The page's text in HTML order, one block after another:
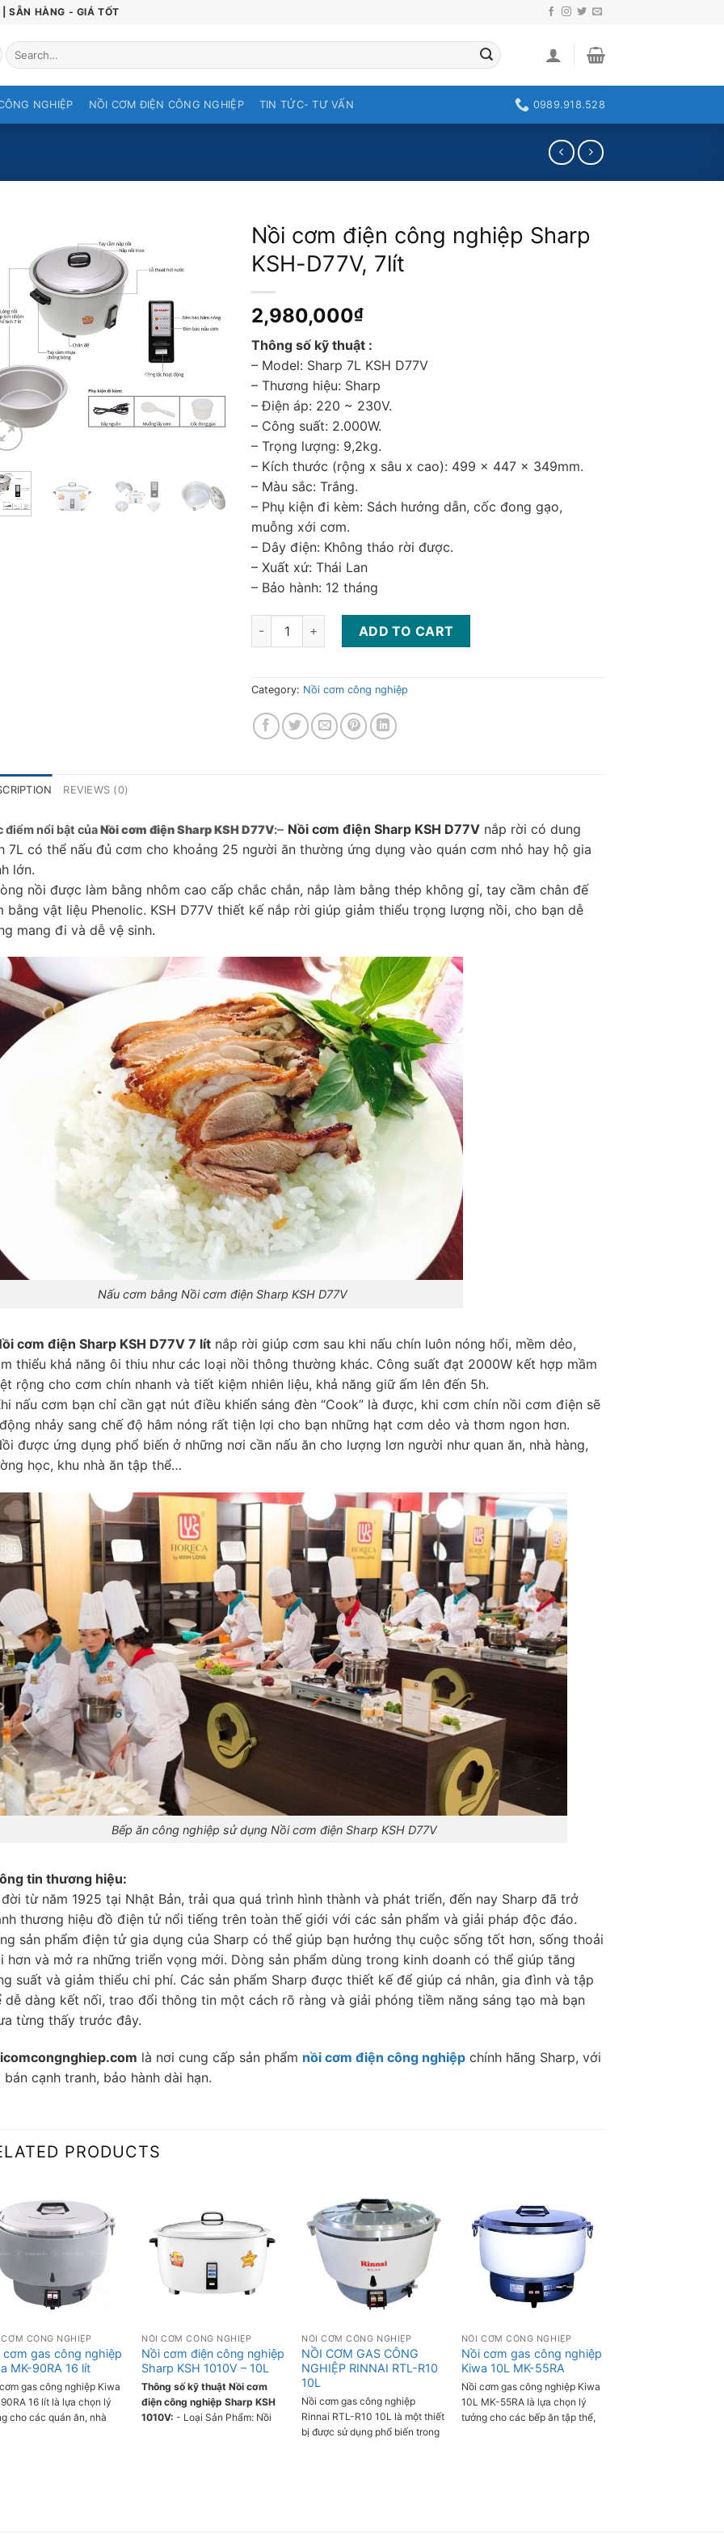
SẴN HÀNG - GIÁ TỐT
Search
for:
NGHIỆP NỒI CƠM ĐIỆN CÔNG NGHIỆP TIN TỨC- TƯ VẤN 0989.918.528
Nồi cơm điện công nghiệp Sharp
KSH-D77V, 7lít
2,980,000₫
Thông số kỹ thuật :
– Model: Sharp 7L KSH D77V
– Thương hiệu: Sharp
– Điện áp: 220 ~ 230V.
– Công suất: 2.000W.
– Trọng lượng: 9,2kg.
– Kích thước (rộng x sâu x cao): 499 x 447 x 349mm.
– Màu sắc: Trắng.
– Phụ kiện đi kèm: Sách hướng dẫn, cốc đong gạo,
muỗng xới cơm.
– Dây điện: Không tháo rời được.
– Xuất xứ: Thái Lan
– Bảo hành: 12 tháng
Nồi cơm điện công nghiệp Sharp KSH-D77V, 7lít quantity
ADD TO CART
Category: Nồi cơm công nghiệp
REVIEWS (0)
điểm nổi bật củaNồi cơm điện Sharp KSH D77V:– Nồi cơm điện Sharp KSH D77Vnắp rời có dung
7L có thể nấu đủ cơm cho khoảng 25 người ăn thường ứng dụng vào quán cơm nhỏ hay hộ gia
lớn.
nồi được làm bằng nhôm cao cấp chắc chắn, nắp làm bằng thép không gỉ, tay cầm chân đế
bằng vật liệu Phenolic. KSH D77V thiết kế nắp rời giúp giảm thiểu trọng lượng nồi, cho bạn dễ
mang đi và dễ vệ sinh.
Nấu cơm bằng Nồi cơm điện Sharp KSH D77V
cơm điện Sharp KSH D77V 7 lítnắp rời giúp cơm sau khi nấu chín luôn nóng hổi, mềm dẻo,
thiểu khả năng ôi thiu như các loại nồi thông thường khác. Công suất đạt 2000W kết hợp mầm
rộng cho cơm chín nhanh và tiết kiệm nhiên liệu, khả năng giữ ấm lên đến 5h.
nấu cơm bạn chỉ cần gạt nút điều khiển sáng đèn “Cook” là được, khi cơm chín nồi cơm điện sẽ
nhảy sang chế độ hâm nóng rất tiện lợi cho bạn những hạt cơm dẻo và thơm ngon hơn.
được ứng dụng phổ biến ở những nơi cần nấu ăn cho lượng lơn người như quan ăn, nhà hàng,
học, khu nhà ăn tập thể…
Bếp ăn công nghiệp sử dụng Nồi cơm điện Sharp KSH D77V
tin thương hiệu:
đời từ năm 1925 tại Nhật Bản, trải qua quá trình hình thành và phát triển, đến nay Sharp đã trở
thương hiệu đồ điện tử nổi tiếng trên toàn thế giới với các sản phẩm và giải pháp độc đáo.
sản phẩm điện tử gia dụng của Sharp có thể giúp bạn hưởng thụ cuộc sống tốt hơn, sống thoải
hơn và mở ra những triển vọng mới. Dòng sản phẩm dùng trong kinh doanh có thể giúp tăng
suất và giảm thiểu chi phí. Các sản phẩm Sharp được thiết kế để giúp cá nhân, gia đình và tập
dễ dàng kết nối, trao đổi thông tin một cách rõ ràng và giải phóng tiềm năng sáng tạo mà bạn
từng thấy trước đây.
là nơi cung cấp sản phẩm nồi cơm điện công nghiệpchính hãng Sharp, với
bán cạnh tranh, bảo hành dài hạn.
PRODUCTS
CÔNG NGHIỆP
cơm gas công nghiệp
MK-90RA 16 lít
gas công nghiệp Kiwa
16 lít là lựa chọn lý
cho các quán ăn, nhà
NỒI CƠM CÔNG NGHIỆP
Nồi cơm điện công nghiệp
Sharp KSH 1010V – 10L
Thông số kỹ thuật Nồi cơm
điện công nghiệp Sharp KSH
1010V: - Loại Sản Phẩm: Nồi
NỒI CƠM CÔNG NGHIỆP
NỒI CƠM GAS CÔNG
NGHIỆP RINNAI RTL-R10
10L
Nồi cơm gas công nghiệp
Rinnai RTL-R10 10L là một thiết
bị được sử dụng phổ biến trong
NỒI CƠM CÔNG NGHIỆP
Nồi cơm gas công nghiệp
Kiwa 10L MK-55RA
Nồi cơm gas công nghiệp Kiwa
10L MK-55RA là lựa chọn lý
tưởng cho các bếp ăn tập thể,